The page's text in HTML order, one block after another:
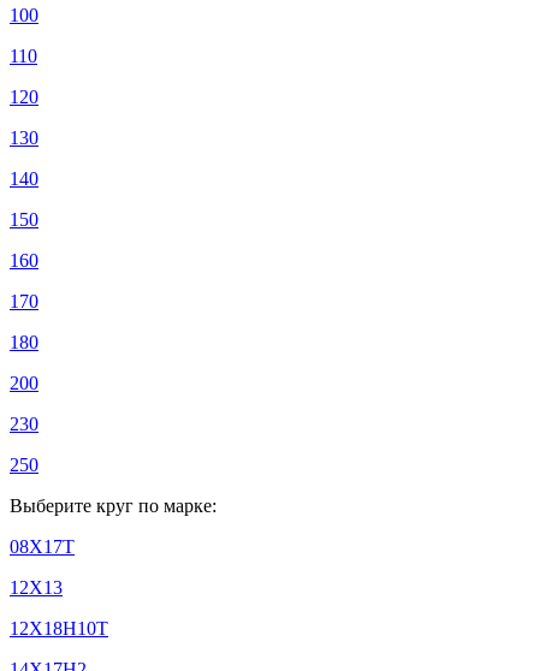
100
110
120
130
140
150
160
170
180
200
230
250
Выберите круг по марке:
08Х17Т
12Х13
12Х18Н10Т